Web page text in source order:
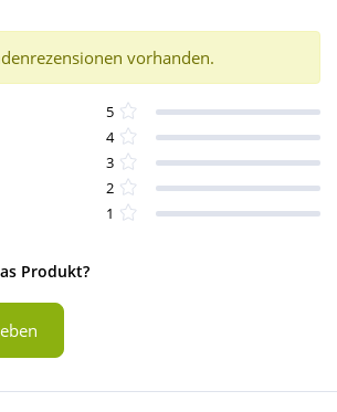
vorhanden.
5
4
3
2
1
Produkt?